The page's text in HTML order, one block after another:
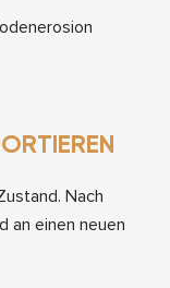
Nach
an einen neuen